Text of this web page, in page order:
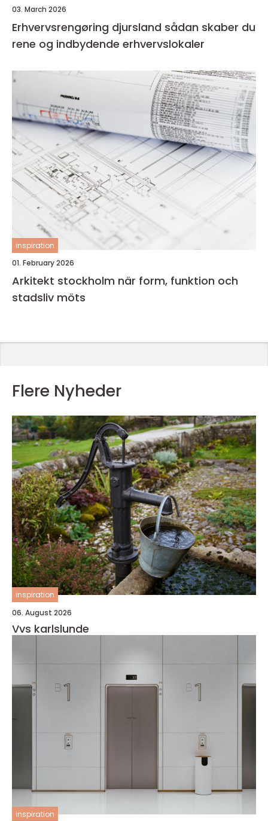
03. March 2026
Erhvervsrengøring djursland sådan skaber du
rene og indbydende erhvervslokaler
inspiration
01. February 2026
Arkitekt stockholm när form, funktion och
stadsliv möts
Flere Nyheder
inspiration
06. August 2026
Vvs karlslunde
inspiration